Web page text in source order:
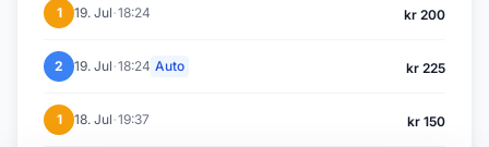
1 19. Jul·18:24 kr 200
2 19. Jul·18:24 Auto kr 225
1 18. Jul·19:37 kr 150